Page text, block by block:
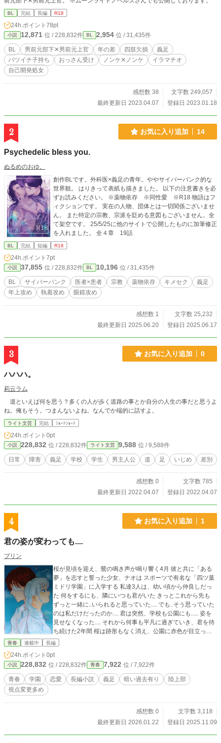
BL 完結 長編 R18
24h.ポイント 78pt
小説 12,871 位 / 228,832件 BL 2,954 位 / 31,435件
BL 男前元部下✕男前元上官 年の差 四肢欠損
義足
バツイチ子持ち
おっさん受け ノンケ✕ノンケ
イラマチオ
自己開発処女
感想数 38
文字数 249,057
最終更新日 2023.04.07
登録日 2023.01.18
2 お気に入り追加 14
Psychedelic bless you.
ぬるめのおゆ。
創作BLです。外科医×義足の青年。ややサイバーパンク的な
世界観。 はりきって表紙も描きました。 以下の注意書きを必
ずお読みください。 ※薬物依存 ※同性愛 ※R18 物語はフ
ィクションです。 実在の人物、団体とは一切関係ございませ
ん。 また特定の宗教、宗派を貶める意図もございません。全
て架空です。 25/5/25に他のサイトで公開したものに加筆修正
を入れました。 全４章 19話
BL 完結 短編 R18
24h.ポイント 7pt
小説 37,855 位 / 228,832件 BL 10,196 位 / 31,435件
BL サイバーパンク 医者×患者 宗教 薬物依存 キメセク
義足
年上攻め
執着攻め 眼鏡攻め
感想数 1
文字数 25,232
最終更新日 2025.06.20
登録日 2025.06.17
3 お気に入り追加 0
ハハハ。
莉云ラム
道といえば何を思う？多くの人が歩く道路の事とか自分の人生の事だと思うよ
ね。俺もそう。つまんないよね。なんでか端的に話すよ。
ライト文芸 完結 ｼｮｰﾄｼｮｰﾄ
24h.ポイント 0pt
小説 228,832 位 / 228,832件 ライト文芸 9,588 位 / 9,588件
日常 障害 義足 学校 学生 男主人公 道 足 いじめ 差別
感想数 0
文字数 785
最終更新日 2022.04.07
登録日 2022.04.07
4 お気に入り追加 1
君の姿が変わっても....
プリン
桜が見頃を迎え、鶯の鳴き声が鳴り響く4月 彼と共に「ある
夢」を志すと誓った少女、ナオは スポーツで有名な「四ツ葉
ミドリ学園」に入学する 私達3人は、幼い頃から仲良しだっ
た 何をするにも、隣にいつも君がいた きっとこれから先も
ずっと一緒に..いられると思っていた.... でも..そう思っていた
のは私だけだったのか.... 君は突然、学校も公園にも..... 姿を
見せなくなった.... それから何事も平凡に過ぎていき、君を待
ち続けた2年間 桜は跡形もなく消え、公園に赤色が目立って
きた秋 何の前触れもなく現れた「君の姿」に言葉を失う あな
論、人には個人差があり、思い浮かぶ方や浮かばない方それ
ぞれです 中には、考えること自体に気が進まず、まだ先の話
だと思い込む方もいるかと思います この２つの観点には大き
な差があり、「将来の夢」が少しでも明確に定まっている方
目指せなくなった自分」を想像出来ますか？ 先程とは一変し
て、難易度のある問いだと思います 当然、そのようなことが
青春 連載中 長編
24h.ポイント 0pt
小説 228,832 位 / 228,832件 青春 7,922 位 / 7,922件
青春 学園 恋愛 長編小説 義足 暗い過去有り
陸上部
視点変更多め
感想数 0
文字数 3,118
最終更新日 2026.01.22
登録日 2025.11.09